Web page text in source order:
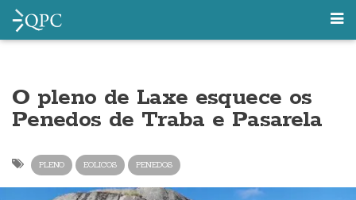
O pleno de Laxe esquece os
Penedos de Traba e Pasarela
PLENO EOLICOS PENEDOS